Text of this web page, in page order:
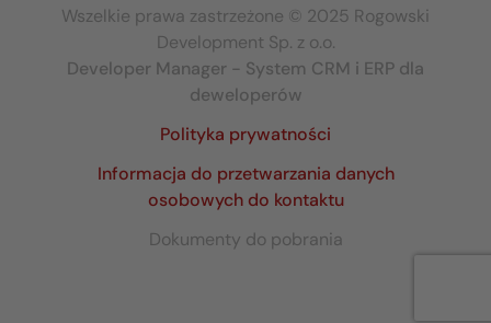
Wszelkie prawa zastrzeżone © 2025 Rogowski
Development Sp. z o.o.
Developer Manager - System CRM i ERP dla
deweloperów
Polityka prywatności
Informacja do przetwarzania danych
osobowych do kontaktu
Dokumenty do pobrania